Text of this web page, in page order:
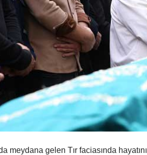
meydana gelen Tır faciasında